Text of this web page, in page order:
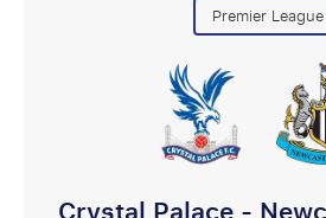
Premier League